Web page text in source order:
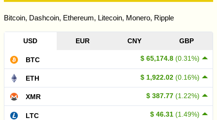
Bitcoin, Dashcoin, Ethereum, Litecoin, Monero, Ripple
USD EUR CNY GBP
$ 65,174.8 (0.31%)
BTC
$ 1,922.02 (0.16%)
ETH
$ 387.77 (1.22%)
XMR
$ 46.31 (1.49%)
LTC